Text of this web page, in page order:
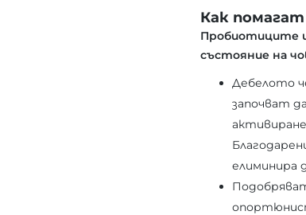
Как
Пробиотиците
състояние на
Дебелото
започват
елиминира